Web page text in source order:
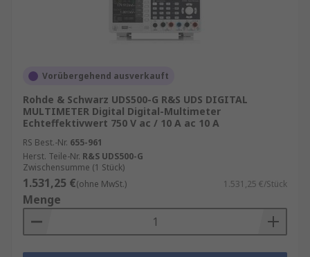
Vorübergehend ausverkauft
Rohde & Schwarz UDS500-G R&S UDS DIGITAL
MULTIMETER Digital Digital-Multimeter
Echteffektivwert 750 V ac / 10 A ac 10 A
RS Best.-Nr. 655-961
Herst. Teile-Nr. R&S UDS500-G
Zwischensumme (1 Stück)
1.531,25 €(ohne MwSt.) 1.531,25 €/Stück
Menge